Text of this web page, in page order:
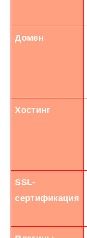
Домен
Хостинг
SSL-
сертификация